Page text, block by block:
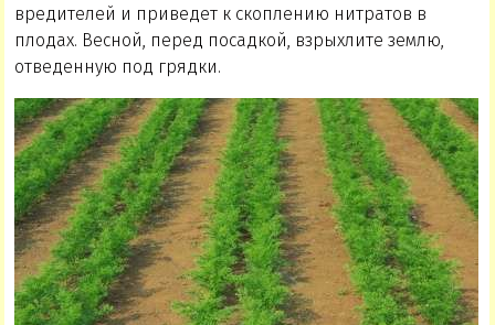
вредителей и приведет к скоплению нитратов в
плодах. Весной, перед посадкой, взрыхлите землю,
отведенную под грядки.